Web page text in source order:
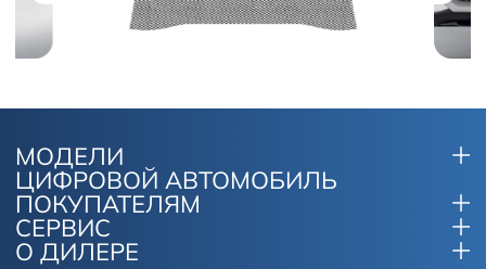
МОДЕЛИ
ЦИФРОВОЙ АВТОМОБИЛЬ
ПОКУПАТЕЛЯМ
СЕРВИС
О ДИЛЕРЕ